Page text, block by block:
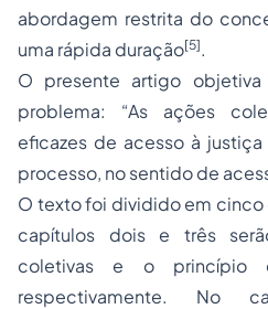
abordagem restrita do
uma rápida duração[5].
O presente artigo
problema: “As ações
eficazes de acesso à justiça
processo, no sentido de
O texto foi dividido em cinco
capítulos dois e três
coletivas e o princípio
respectivamente. No